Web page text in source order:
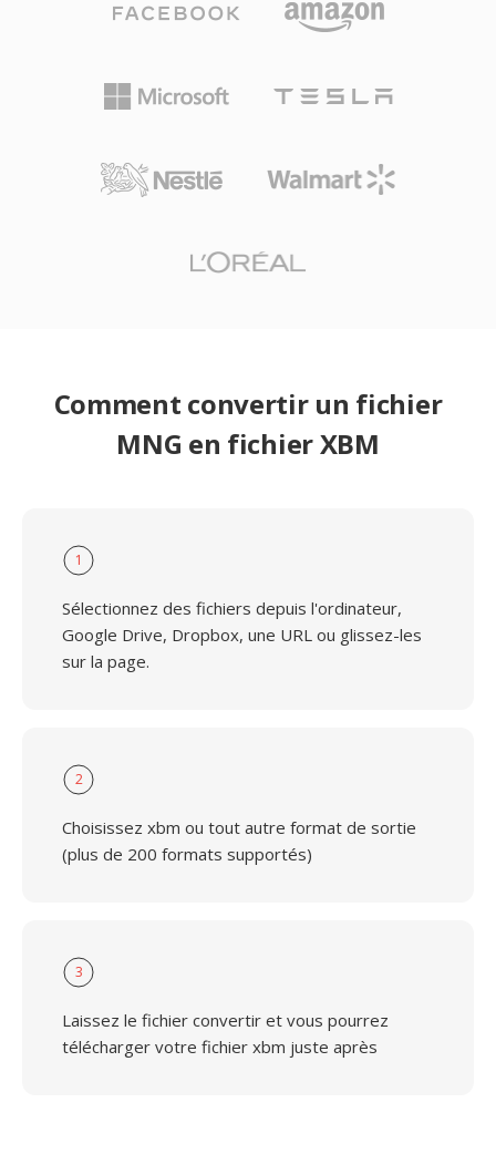
Comment convertir un fichier
MNG en fichier XBM
1
Sélectionnez des fichiers depuis l'ordinateur,
Google Drive, Dropbox, une URL ou glissez-les
sur la page.
2
Choisissez xbm ou tout autre format de sortie
(plus de 200 formats supportés)
3
Laissez le fichier convertir et vous pourrez
télécharger votre fichier xbm juste après